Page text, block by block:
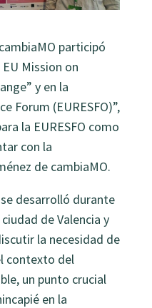
participó
Mission on
y en la
Forum (EURESFO)”,
la EURESFO como
con la
de cambiaMO.
se desarrolló durante
de Valencia y
la necesidad de
contexto del
un punto crucial
en la